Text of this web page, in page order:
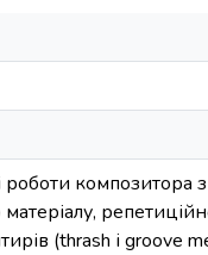
роботи
(thrash і groove